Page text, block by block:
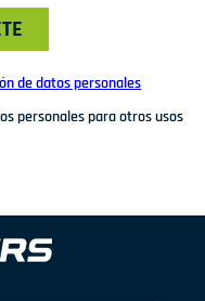
de datos personales
personales para otros usos